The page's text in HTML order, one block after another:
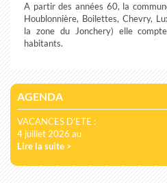
A partir des années 60, la
Houblonnière, Boilettes, Chevry,
la zone du Jonchery) elle
habitants.
AGENDA
VACANCES D'ETE :
4 juillet 2026 au
Lire la suite >